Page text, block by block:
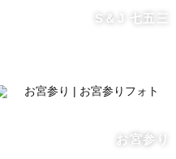
S＆J 七五三
お宮参り